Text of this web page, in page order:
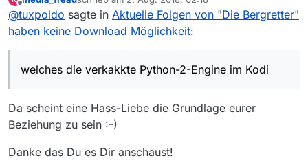
Da muss wohl wieder mal so ein Sonderzeichen drin
zu finden…
Offline zuletzt editiert von
@tuxpoldo sagte in Aktuelle Folgen von "Die Bergretter"
haben keine Download Möglichkeit:
welches die verkakkte Python-2-Engine im Kodi
Da scheint eine Hass-Liebe die Grundlage eurer
Beziehung zu sein :-)
Danke das Du es Dir anschaust!